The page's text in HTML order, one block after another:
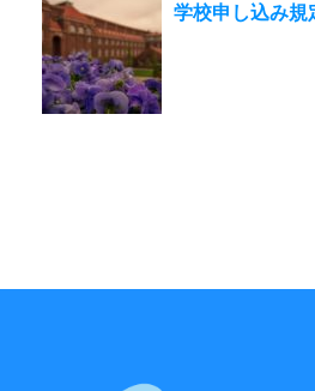
学校申し込み規